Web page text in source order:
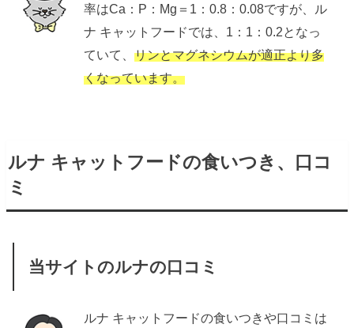
率はCa：P：Mg＝1：0.8：0.08ですが、ル
ナ キャットフードでは、1：1：0.2となっ
ていて、リンとマグネシウムが適正より多
くなっています。
ルナ キャットフードの食いつき、口コ
ミ
当サイトのルナの口コミ
ルナ キャットフードの食いつきや口コミは